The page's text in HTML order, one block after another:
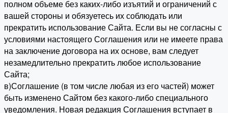
полном объеме без каких-либо изъятий и ограничений с
вашей стороны и обязуетесь их соблюдать или
прекратить использование Сайта. Если вы не согласны с
условиями настоящего Соглашения или не имеете права
на заключение договора на их основе, вам следует
незамедлительно прекратить любое использование
Сайта;
в)Соглашение (в том числе любая из его частей) может
быть изменено Сайтом без какого-либо специального
уведомления. Новая редакция Соглашения вступает в